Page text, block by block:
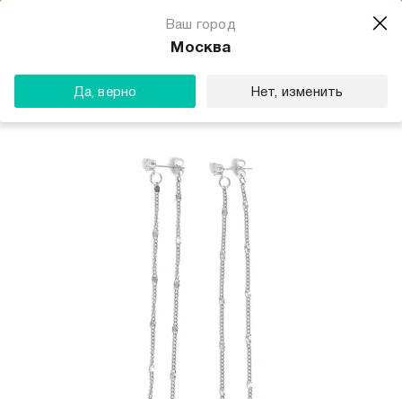
Ваш город
Москва
Да, верно Нет, изменить
Магазин одежды для тебя